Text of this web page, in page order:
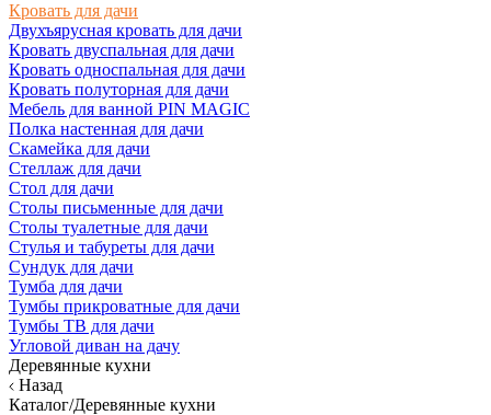
Кровать для дачи
Двухъярусная кровать для дачи
Кровать двуспальная для дачи
Кровать односпальная для дачи
Кровать полуторная для дачи
Мебель для ванной PIN MAGIC
Полка настенная для дачи
Скамейка для дачи
Стеллаж для дачи
Стол для дачи
Столы письменные для дачи
Столы туалетные для дачи
Стулья и табуреты для дачи
Сундук для дачи
Тумба для дачи
Тумбы прикроватные для дачи
Тумбы ТВ для дачи
Угловой диван на дачу
Деревянные кухни
Назад
Каталог/Деревянные кухни